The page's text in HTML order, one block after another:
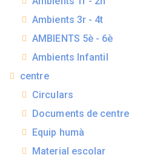
Ambients 3r - 4t
AMBIENTS 5è - 6è
Ambients Infantil
centre
Circulars
Documents de centre
Equip humà
Material escolar